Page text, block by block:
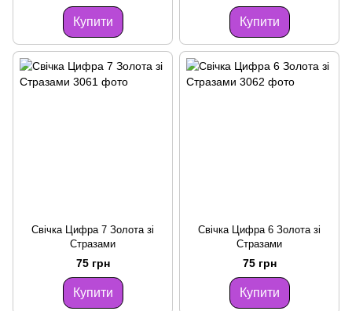
Купити Купити
Свічка Цифра 7 Золота зі
Стразами
75 грн
Купити
Свічка Цифра 6 Золота зі
Стразами
75 грн
Купити